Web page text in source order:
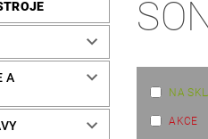
A
NA
AKCE